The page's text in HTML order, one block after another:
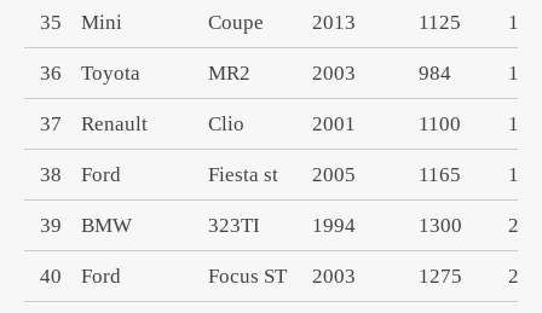
35 Mini Coupe 2013 1125
36 Toyota MR2 2003 984
37 Renault Clio 2001 1100
38 Ford Fiesta st 2005 1165
39 BMW 323TI 1994 1300
40 Ford Focus ST 2003 1275